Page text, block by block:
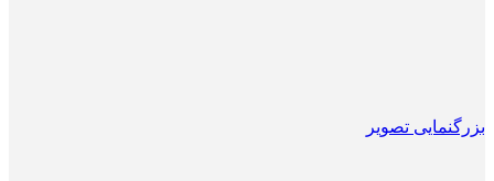
بزرگنمایی تصویر